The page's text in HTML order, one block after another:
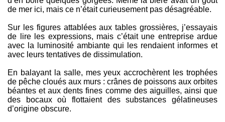
de mer ici, mais ce n’était curieusement pas désagréable.
Sur les figures attablées aux tables grossières, j’essayais
de lire les expressions, mais c’était une entreprise ardue
avec la luminosité ambiante qui les rendaient informes et
avec leurs tentatives de dissimulation.
En balayant la salle, mes yeux accrochèrent les trophées
de pêche cloués aux murs : crânes de poissons aux orbites
béantes et aux dents fines comme des aiguilles, ainsi que
des bocaux où flottaient des substances gélatineuses
d’origine obscure.